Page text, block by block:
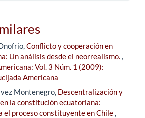
Conflicto y cooperación en
Un análisis desde el neorrealismo.,
Vol. 3 Núm. 1 (2009):
Americana
Montenegro, Descentralización y
la constitución ecuatoriana:
el proceso constituyente en Chile,